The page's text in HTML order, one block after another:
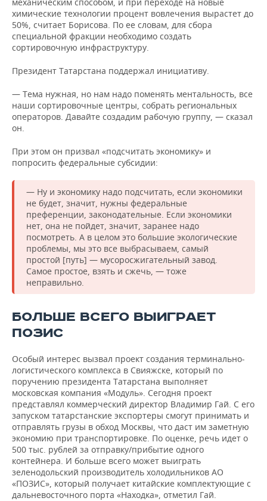
химические технологии процент вовлечения вырастет до
50%, считает Борисова. По ее словам, для сбора
специальной фракции необходимо создать
сортировочную инфраструктуру.
Президент Татарстана поддержал инициативу.
— Тема нужная, но нам надо поменять ментальность, все
наши сортировочные центры, собрать региональных
операторов. Давайте создадим рабочую группу, — сказал
он.
При этом он призвал «подсчитать экономику» и
попросить федеральные субсидии:
— Ну и экономику надо подсчитать, если экономики
не будет, значит, нужны федеральные
преференции, законодательные. Если экономики
нет, она не пойдет, значит, заранее надо
посмотреть. А в целом это большие экологические
проблемы, мы это все выбрасываем, самый
простой [путь] — мусоросжигательный завод.
Самое простое, взять и сжечь, — тоже
неправильно.
БОЛЬШЕ ВСЕГО ВЫИГРАЕТ
ПОЗИС
Особый интерес вызвал проект создания терминально-
логистического комплекса в Свияжске, который по
поручению президента Татарстана выполняет
московская компания «Модуль». Сегодня проект
представлял коммерческий директор Владимир Гай. С его
запуском татарстанские экспортеры смогут принимать и
отправлять грузы в обход Москвы, что даст им заметную
экономию при транспортировке. По оценке, речь идет о
500 тыс. рублей за отправку/прибытие одного
контейнера. И больше всего может выиграть
зеленодольский производитель холодильников АО
«ПОЗИС», который получает китайские комплектующие с
дальневосточного порта «Находка», отметил Гай.